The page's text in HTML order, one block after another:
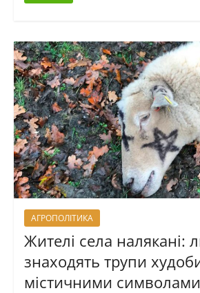
АГРОПОЛІТИКА
Жителі села налякані:
знаходять трупи
містичними символами